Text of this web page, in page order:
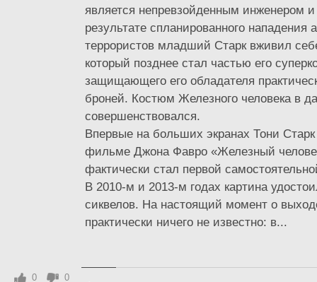
является непревзойденным инженером
результате спланированного нападения
террористов младший Старк вживил
который позднее стал частью его
защищающего его обладателя
броней. Костюм Железного человека в
совершенствовался.
Впервые на больших экранах Тони
фильме Джона Фавро «Железный
фактически стал первой
В 2010-м и 2013-м годах картина
сиквелов. На настоящий момент о
практически ничего не известно: в...
0 0